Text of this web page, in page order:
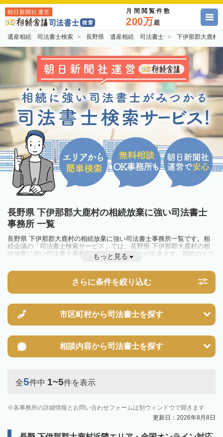
朝日新聞社運営 月間閲覧件数
200万超
遺産相続 司法書士検索 長野県 遺産相続 司法書士 下伊那郡大鹿
長野県 下伊那郡大鹿村の相続放棄に強い司法書士
事務所 一覧
長野県 下伊那郡大鹿村の相続放棄に強い司法書士事務所一覧です。相
続会議の「司法書士検索サービス」では、長野県 下伊那郡大鹿村の相
続放棄に強い司法書士事務所を一覧で見ることが出来ます。相続のトラ
ブルやお悩みを抱えている方は一度近隣の司法書士に相談してみましょ
もっと見る
さらに条件を絞り込む
市区町村から司法書士を探す
相談内容から司法書士を探す
全5件中 1~5件を表示
各事務所の詳細情報とお問い合わせフォームは別ウィンドウで開きます
更新日：2026年8月8日